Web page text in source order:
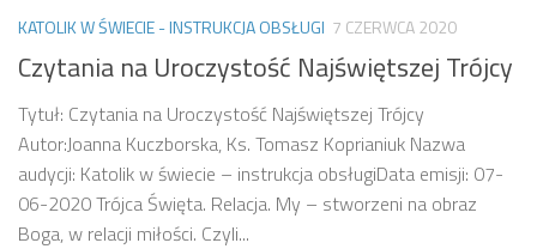
KATOLIK W ŚWIECIE - INSTRUKCJA OBSŁUGI 7 CZERWCA 2020
Czytania na Uroczystość Najświętszej Trójcy
Tytuł: Czytania na Uroczystość Najświętszej Trójcy
Autor:Joanna Kuczborska, Ks. Tomasz Koprianiuk Nazwa
audycji: Katolik w świecie – instrukcja obsługiData emisji: 07-
06-2020 Trójca Święta. Relacja. My – stworzeni na obraz
Boga, w relacji miłości. Czyli...